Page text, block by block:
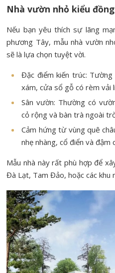
Nhà vườn nhỏ kiểu
Nếu bạn yêu thích sự lãng
phương Tây, mẫu nhà vườn
sẽ là lựa chọn tuyệt vời.
Đặc điểm kiến trúc:
xám, cửa sổ gỗ có rèm vải
Sân vườn: Thường có
cỏ rộng và bàn trà ngoài
Cảm hứng từ vùng quê
nhẹ nhàng, cổ điển và đậm
Mẫu nhà này rất phù hợp để
Đà Lạt, Tam Đảo, hoặc các khu